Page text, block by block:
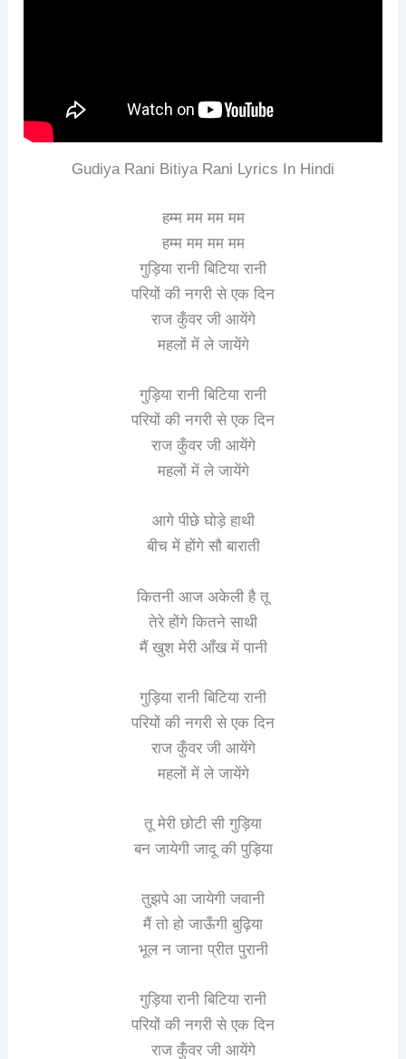
Gudiya Rani Bitiya Rani Lyrics In Hindi
हम्म मम मम मम
हम्म मम मम मम
गुड़िया रानी बिटिया रानी
परियों की नगरी से एक दिन
राज कुँवर जी आयेंगे
महलों में ले जायेंगे
गुड़िया रानी बिटिया रानी
परियों की नगरी से एक दिन
राज कुँवर जी आयेंगे
महलों में ले जायेंगे
आगे पीछे घोड़े हाथी
बीच में होंगे सौ बाराती
कितनी आज अकेली है तू
तेरे होंगे कितने साथी
मैं खुश मेरी आँख में पानी
गुड़िया रानी बिटिया रानी
परियों की नगरी से एक दिन
राज कुँवर जी आयेंगे
महलों में ले जायेंगे
तू मेरी छोटी सी गुड़िया
बन जायेगी जादू की पुड़िया
तुझपे आ जायेगी जवानी
मैं तो हो जाऊँगी बुढ़िया
भूल न जाना प्रीत पुरानी
गुड़िया रानी बिटिया रानी
परियों की नगरी से एक दिन
राज कुँवर जी आयेंगे